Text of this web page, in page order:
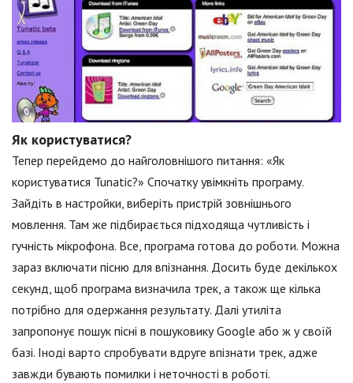
Як користуватися?
Тепер перейдемо до найголовнішого питання: «Як
користуватися Tunatic?» Спочатку увімкніть програму.
Зайдіть в настройки, виберіть пристрій зовнішнього
мовлення. Там же підбирається підходяща чутливість і
гучність мікрофона. Все, програма готова до роботи. Можна
зараз включати пісню для впізнання. Досить буде декількох
секунд, щоб програма визначила трек, а також ще кілька
потрібно для одержання результату. Далі утиліта
запропонує пошук пісні в пошуковику Google або ж у своїй
базі. Іноді варто спробувати вдруге впізнати трек, адже
завжди бувають помилки і неточності в роботі.